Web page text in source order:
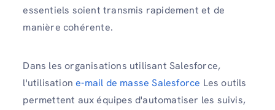
essentiels soient transmis rapidement et de
manière cohérente.
Dans les organisations utilisant Salesforce,
l'utilisation e-mail de masse Salesforce Les outils
permettent aux équipes d'automatiser les suivis,